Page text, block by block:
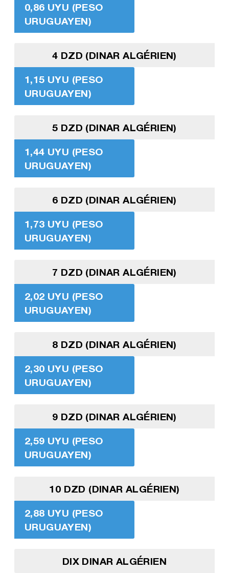
0,86 UYU (PESO
URUGUAYEN)
4 DZD (DINAR ALGÉRIEN)
1,15 UYU (PESO
URUGUAYEN)
5 DZD (DINAR ALGÉRIEN)
1,44 UYU (PESO
URUGUAYEN)
6 DZD (DINAR ALGÉRIEN)
1,73 UYU (PESO
URUGUAYEN)
7 DZD (DINAR ALGÉRIEN)
2,02 UYU (PESO
URUGUAYEN)
8 DZD (DINAR ALGÉRIEN)
2,30 UYU (PESO
URUGUAYEN)
9 DZD (DINAR ALGÉRIEN)
2,59 UYU (PESO
URUGUAYEN)
10 DZD (DINAR ALGÉRIEN)
2,88 UYU (PESO
URUGUAYEN)
DIX DINAR ALGÉRIEN